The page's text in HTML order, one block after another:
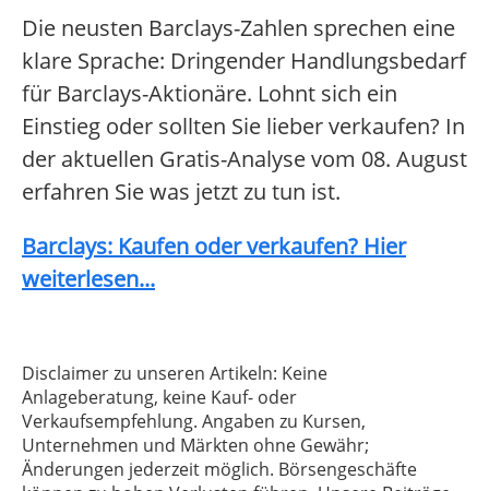
Die neusten Barclays-Zahlen sprechen eine
klare Sprache: Dringender Handlungsbedarf
für Barclays-Aktionäre. Lohnt sich ein
Einstieg oder sollten Sie lieber verkaufen? In
der aktuellen Gratis-Analyse vom 08. August
erfahren Sie was jetzt zu tun ist.
Barclays: Kaufen oder verkaufen? Hier
weiterlesen...
Disclaimer zu unseren Artikeln: Keine
Anlageberatung, keine Kauf- oder
Verkaufsempfehlung. Angaben zu Kursen,
Unternehmen und Märkten ohne Gewähr;
Änderungen jederzeit möglich. Börsengeschäfte